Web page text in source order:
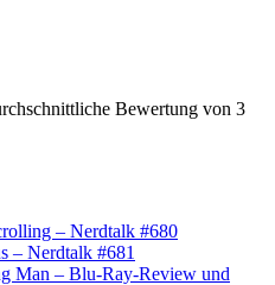
Bewertung von 3
– Nerdtalk #680
– Nerdtalk #681
Man – Blu-Ray-Review und